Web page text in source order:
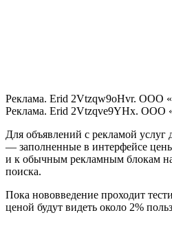
Реклама. Erid 2Vtzqw9oHvr. ООО
Реклама. Erid 2Vtzqve9YHx. ООО
Для объявлений с рекламой
— заполненные в интерфейсе
и к обычным рекламным блокам
поиска.
Пока нововведение проходит
ценой будут видеть около 2%